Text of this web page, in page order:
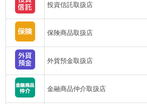
投資信託取扱店
保険商品取扱店
外貨預金取扱店
金融商品仲介取扱店